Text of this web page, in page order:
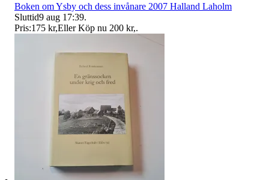
Boken om Ysby och dess invånare 2007 Halland Laholm
Sluttid9 aug 17:39.
Pris:175 kr,Eller Köp nu 200 kr,.